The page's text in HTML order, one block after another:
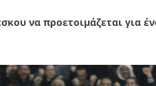
να προετοιμάζεται για